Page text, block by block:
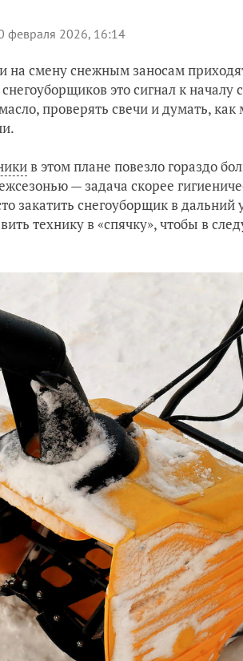
февраля 2026, 16:14
на смену снежным заносам
это сигнал к началу
проверять свечи и думать,
в этом плане повезло гораздо
— задача скорее
закатить снегоуборщик в дальний
технику в «спячку», чтобы в